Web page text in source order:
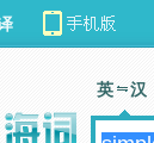
英 汉